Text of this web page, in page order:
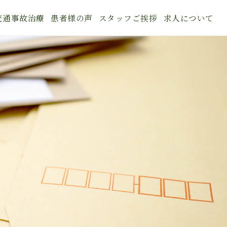
通事故治療 患者様の声 スタッフご挨拶 求人について